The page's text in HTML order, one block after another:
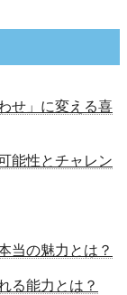
せ」に変える喜
能性とチャレン
当の魅力とは？
る能力とは？